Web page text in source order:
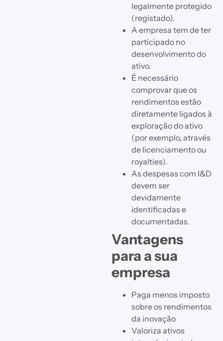
legalmente protegido
(registado).
A empresa tem de ter
participado no
desenvolvimento do
ativo.
É necessário
comprovar que os
rendimentos estão
diretamente ligados à
exploração do ativo
(por exemplo, através
de licenciamento ou
royalties).
As despesas com I&D
devem ser
devidamente
identificadas e
documentadas.
Vantagens
para a sua
empresa
Paga menos imposto
sobre os rendimentos
da inovação
Valoriza ativos